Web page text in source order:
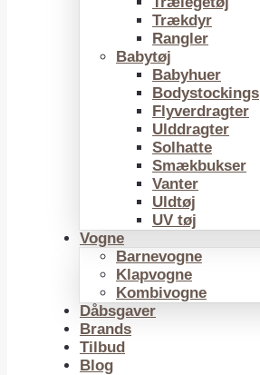
Trækdyr
Rangler
Babytøj
Babyhuer
Bodystockings
Flyverdragter
Ulddragter
Solhatte
Smækbukser
Vanter
Uldtøj
UV tøj
Vogne
Barnevogne
Klapvogne
Kombivogne
Dåbsgaver
Brands
Tilbud
Blog